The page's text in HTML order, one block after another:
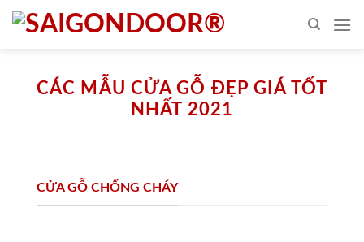
Skip
CÁC MẪU CỬA GỖ ĐẸP GIÁ TỐT
NHẤT 2021
CỬA GỖ CHỐNG CHÁY